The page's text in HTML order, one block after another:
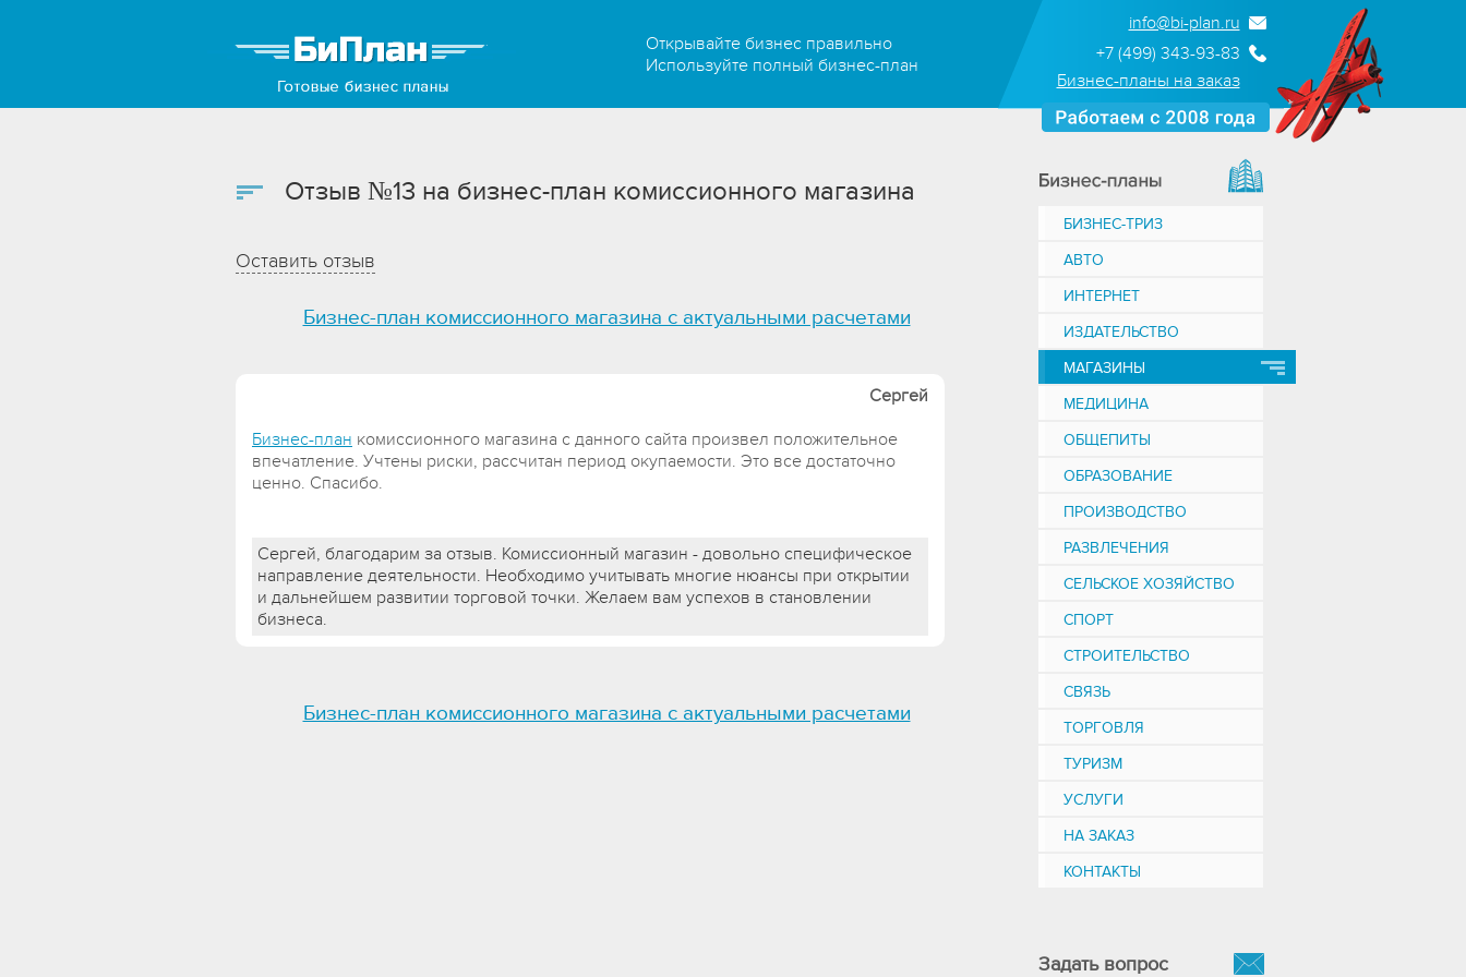
Открывайте бизнес правильно
Используйте полный бизнес-план
info@bi-plan.ru
+7 (499) 343-93-83
Бизнес-планы на заказ
Отзыв №13 на бизнес-план комиссионного магазина
Оставить отзыв
Бизнес-план комиссионного магазина с актуальными расчетами
Сергей
Бизнес-план комиссионного магазина с данного сайта произвел положительное
впечатление. Учтены риски, рассчитан период окупаемости. Это все достаточно
ценно. Спасибо.
Сергей, благодарим за отзыв. Комиссионный магазин - довольно специфическое
направление деятельности. Необходимо учитывать многие нюансы при открытии
и дальнейшем развитии торговой точки. Желаем вам успехов в становлении
бизнеса.
Бизнес-план комиссионного магазина с актуальными расчетами
БИЗНЕС-ТРИЗ
АВТО
ИНТЕРНЕТ
ИЗДАТЕЛЬСТВО
МАГАЗИНЫ
МЕДИЦИНА
ОБЩЕПИТЫ
ОБРАЗОВАНИЕ
ПРОИЗВОДСТВО
РАЗВЛЕЧЕНИЯ
СЕЛЬСКОЕ ХОЗЯЙСТВО
СПОРТ
СТРОИТЕЛЬСТВО
СВЯЗЬ
ТОРГОВЛЯ
ТУРИЗМ
УСЛУГИ
НА ЗАКАЗ
КОНТАКТЫ
Задать вопрос